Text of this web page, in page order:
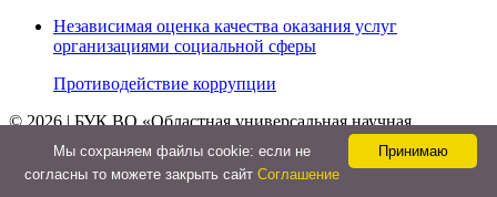
Независимая оценка качества оказания услуг
организациями социальной сферы
Противодействие коррупции
© 2026 | БУК ВО «Областная универсальная научная
библиотека»
Принимаю
Мы cохраняем файлы cookie: если не
согласны то можете закрыть сайт Соглашение